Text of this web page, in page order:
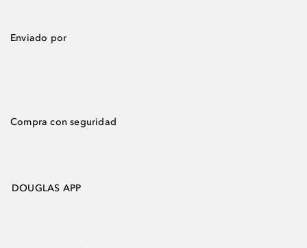
Enviado por
Compra con seguridad
DOUGLAS APP